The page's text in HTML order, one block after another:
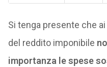
Si tenga presente che
del reddito imponibile
importanza le spese